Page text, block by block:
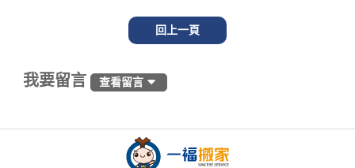
回上一頁
我要留言 查看留言